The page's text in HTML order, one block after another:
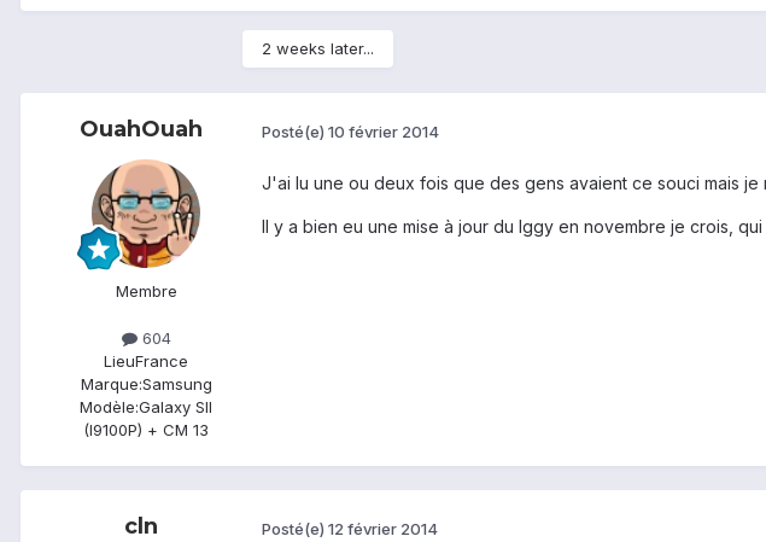
2 weeks later...
OuahOuah
Membre
604
LieuFrance
Marque:Samsung
Modèle:Galaxy SII
(I9100P) + CM 13
Posté(e) 10 février 2014
J'ai lu une ou deux fois que des gens avaient ce souci mais je
Il y a bien eu une mise à jour du Iggy en novembre je crois,
cln Posté(e) 12 février 2014